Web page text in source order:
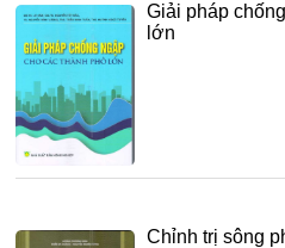
Giải pháp
lớn
Chỉnh trị sông